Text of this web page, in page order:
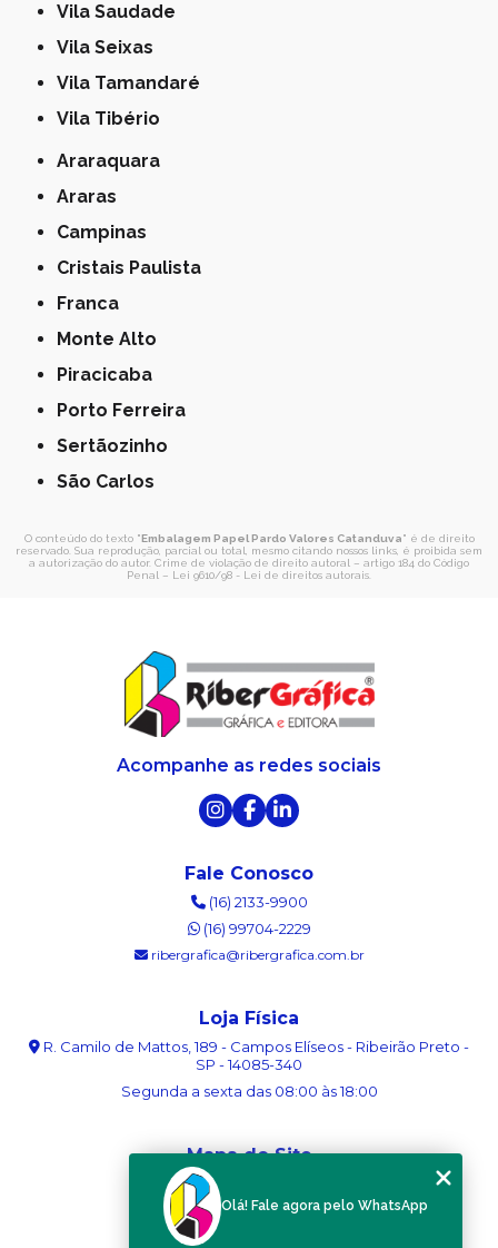
Vila Saudade
Vila Seixas
Vila Tamandaré
Vila Tibério
Araraquara
Araras
Campinas
Cristais Paulista
Franca
Monte Alto
Piracicaba
Porto Ferreira
Sertãozinho
São Carlos
O conteúdo do texto " Embalagem Papel Pardo Valores Catanduva" é de direito
reservado. Sua reprodução, parcial ou total, mesmo citando nossos links, é proibida sem
a autorização do autor. Crime de violação de direito autoral – artigo 184 do Código
Penal – Lei 9610/98 - Lei de direitos autorais.
Acompanhe as redes sociais
Fale Conosco
(16) 2133-9900
(16) 99704-2229
ribergrafica@ribergrafica.com.br
Loja Física
R. Camilo de Mattos, 189 - Campos Elíseos - Ribeirão Preto -
SP - 14085-340
Segunda a sexta das 08:00 às 18:00
Mapa do Site
Sobre nós
Olá! Fale agora pelo WhatsApp